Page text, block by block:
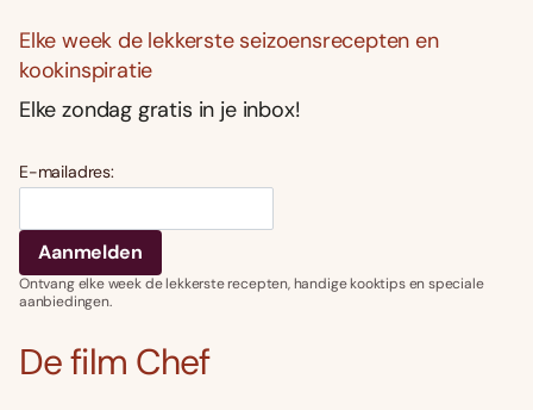
Elke week de lekkerste seizoensrecepten en
kookinspiratie
Elke zondag gratis in je inbox!
E-mailadres:
Ontvang elke week de lekkerste recepten, handige kooktips en speciale
aanbiedingen.
De film Chef